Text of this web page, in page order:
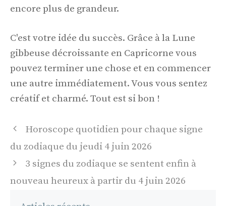
encore plus de grandeur.
C'est votre idée du succès. Grâce à la Lune
gibbeuse décroissante en Capricorne vous
pouvez terminer une chose et en commencer
une autre immédiatement. Vous vous sentez
créatif et charmé. Tout est si bon !
Navigation
des
Horoscope quotidien pour chaque signe
du zodiaque du jeudi 4 juin 2026
3 signes du zodiaque se sentent enfin à
nouveau heureux à partir du 4 juin 2026